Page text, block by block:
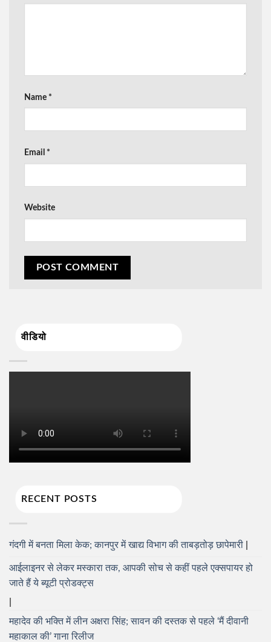
Name *
Email *
Website
वीडियो
RECENT POSTS
गंदगी में बनता मिला केक; कानपुर में खाद्य विभाग की ताबड़तोड़ छापेमारी
आईलाइनर से लेकर मस्कारा तक, आपकी सोच से कहीं पहले एक्सपायर हो
जाते हैं ये ब्यूटी प्रोडक्ट्स
महादेव की भक्ति में लीन अक्षरा सिंह; सावन की दस्तक से पहले ‘मैं दीवानी
महाकाल की’ गाना रिलीज